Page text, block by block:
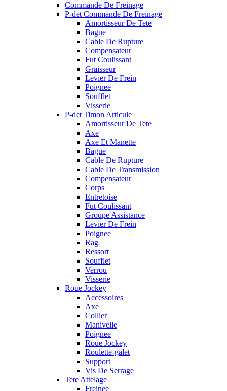
Commande De Freinage
P-det Commande De Freinage
Amortisseur De Tete
Bague
Cable De Rupture
Compensateur
Fut Coulissant
Graisseur
Levier De Frein
Poignee
Soufflet
Visserie
P-det Timon Articule
Amortisseur De Tete
Axe
Axe Et Manette
Bague
Cable De Rupture
Cable De Transmission
Compensateur
Corps
Entretoise
Fut Coulissant
Groupe Assistance
Levier De Frein
Poignee
Rag
Ressort
Soufflet
Verrou
Visserie
Roue Jockey
Accessoires
Axe
Collier
Manivelle
Poignee
Roue Jockey
Roulette-galet
Support
Vis De Serrage
Tete Attelage
Freinee